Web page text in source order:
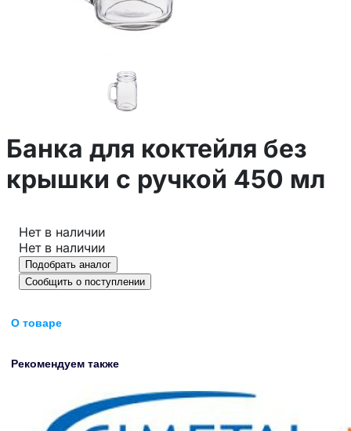
Банка для коктейля без
крышки c ручкой 450 мл
Нет в наличии
Нет в наличии
Подобрать аналог
Сообщить о поступлении
О товаре
Рекомендуем также